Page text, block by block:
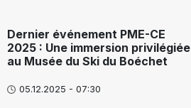
Dernier événement PME-CE
2025 : Une immersion privilégiée
au Musée du Ski du Boéchet
05.12.2025 - 07:30